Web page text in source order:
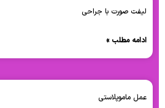
لیفت صورت با جراحی
ادامه مطلب »
عمل ماموپلاستی